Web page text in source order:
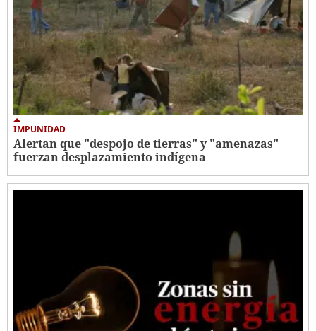
IMPUNIDAD
Alertan que "despojo de tierras" y "amenazas"
fuerzan desplazamiento indígena